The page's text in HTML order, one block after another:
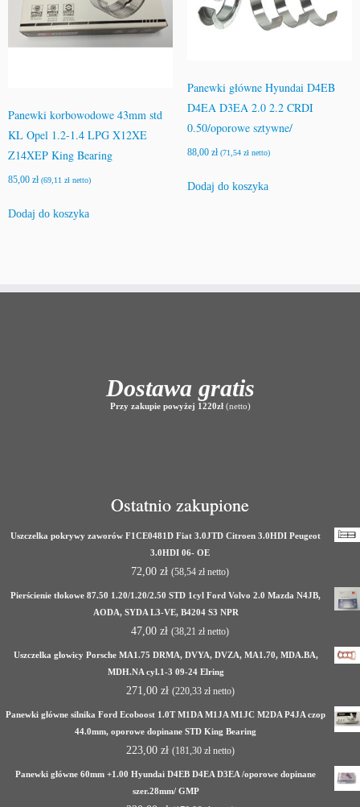
Panewki korbowodowe 43mm std
KL Opel 1.2-1.4 LPG X12XE
Z14XEP King Bearing
85,00 zł (69,11 zł netto)
Dodaj do koszyka
Panewki główne Hyundai D4EB
D4EA D3EA 2.0 2.2 CRDI
0.50/oporowe sztywne/
88,00 zł (71,54 złnetto)
Dodaj do koszyka
Dostawa gratis
Przy zakupie powyżej 1220zł(netto)
Ostatnio zakupione
Uszczelka pokrywy zaworów F1CE0481D Fiat 3.0JTD Citroen 3.0HDI Peugeot
3.0HDI 06- OE
72,00 zł (58,54 zł netto)
Pierścienie tłokowe 87.50 1.20/1.20/2.50 STD 1cyl Ford Volvo 2.0 Mazda N4JB,
AODA, SYDA L3-VE, B4204 S3 NPR
47,00 zł (38,21 zł netto)
Uszczelka głowicy Porsche MA1.75 DRMA, DVYA, DVZA, MA1.70, MDA.BA,
MDH.NA cyl.1-3 09-24 Elring
271,00 zł (220,33 złnetto)
Panewki główne silnika Ford Ecoboost 1.0T M1DA M1JA M1JC M2DA P4JA czop
44.0mm, oporowe dopinane STD King Bearing
223,00 zł (181,30 złnetto)
Panewki główne 60mm +1.00 Hyundai D4EB D4EA D3EA /oporowe dopinane
szer.28mm/ GMP